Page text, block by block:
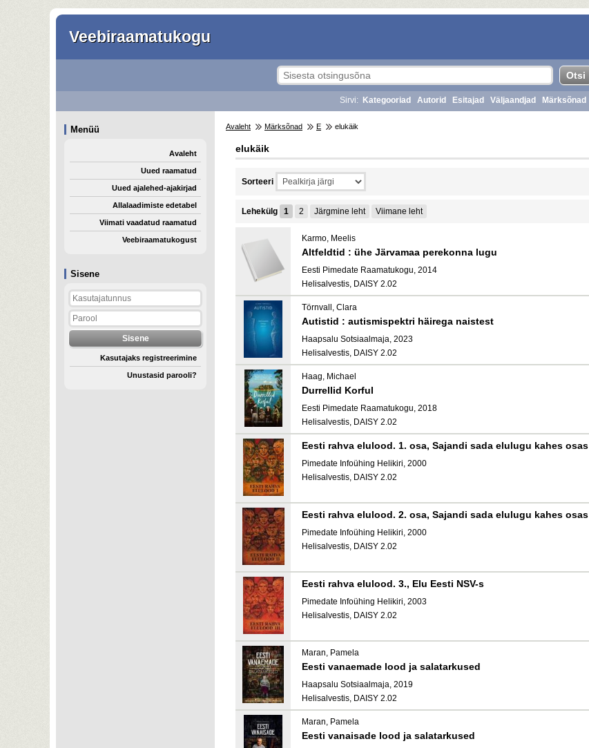
Veebiraamatukogu
Sisene
Kasutajaks registreerimine
Unustasid parooli?
Sirvi: Kategooriad Autorid Esitajad Väljaandjad Märksõnad
Menüü
Avaleht
Uued raamatud
Uued ajalehed-ajakirjad
Allalaadimiste edetabel
Viimati vaadatud raamatud
Veebiraamatukogust
Avaleht Märksõnad E elukäik
elukäik
Sorteeri
Lehekülg 1 2 Järgmine leht Viimane leht
Karmo, Meelis
Altfeldtid : ühe Järvamaa perekonna lugu
Eesti Pimedate Raamatukogu, 2014
Helisalvestis, DAISY 2.02
Törnvall, Clara
Autistid : autismispektri häirega naistest
Haapsalu Sotsiaalmaja, 2023
Helisalvestis, DAISY 2.02
Haag, Michael
Durrellid Korful
Eesti Pimedate Raamatukogu, 2018
Helisalvestis, DAISY 2.02
Eesti rahva elulood. 1. osa, Sajandi sada elulugu kahes osas
Pimedate Infoühing Helikiri, 2000
Helisalvestis, DAISY 2.02
Eesti rahva elulood. 2. osa, Sajandi sada elulugu kahes osas
Pimedate Infoühing Helikiri, 2000
Helisalvestis, DAISY 2.02
Eesti rahva elulood. 3., Elu Eesti NSV-s
Pimedate Infoühing Helikiri, 2003
Helisalvestis, DAISY 2.02
Maran, Pamela
Eesti vanaemade lood ja salatarkused
Haapsalu Sotsiaalmaja, 2019
Helisalvestis, DAISY 2.02
Maran, Pamela
Eesti vanaisade lood ja salatarkused